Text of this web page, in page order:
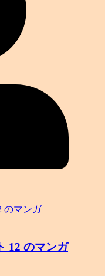
12 のマンガ